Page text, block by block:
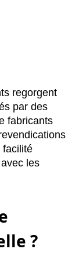
regorgent
par des
fabricants
facilité
les
?